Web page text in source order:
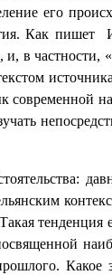
его
Как
и, в
тенденция
Какое